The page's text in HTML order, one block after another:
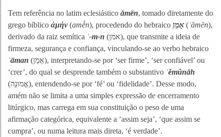
Tem referência no latim eclesiástico āmēn, tomado diretamente do
grego bíblico ἀμήν(amḗn), procedendo do hebraico אָמֵן(ʾāmēn),
derivado da raiz semítica ʾ-m-n (אמן), que transmite a ideia de
firmeza, segurança e confiança, vinculando-se ao verbo hebraico
ʾāman (אָמַן), interpretando-se por ‘ser firme’, ‘ser confiável’ ou
‘crer’, do qual se desprende também o substantivo ʾěmûnāh
(אֱמוּנָה), entendendo-se por ‘fé’ ou ‘fidelidade’. Desse modo,
amém não se limita a uma simples expressão de encerramento
litúrgico, mas carrega em sua constituição o peso de uma
afirmação categórica, equivalente a ‘assim seja’, ‘que assim se
cumpra’, ou numa leitura mais direta, ‘é verdade’.